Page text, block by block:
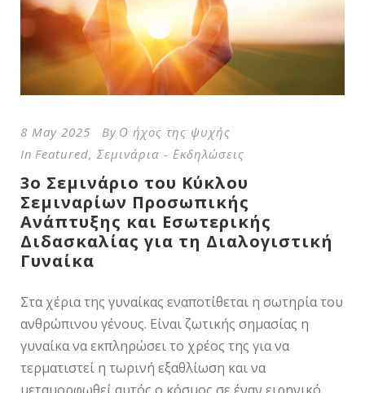
8 May 2025 By Ο ήχος της ψυχής
In Featured, Σεμινάρια - Εκδηλώσεις
3ο Σεμινάριο του Κύκλου
Σεμιναρίων Προσωπικής
Ανάπτυξης και Εσωτερικής
Διδασκαλίας για τη Διαλογιστική
Γυναίκα
Στα χέρια της γυναίκας εναποτίθεται η σωτηρία του
ανθρώπινου γένους. Είναι ζωτικής σημασίας η
γυναίκα να εκπληρώσει το χρέος της για να
τερματιστεί η τωρινή εξαθλίωση και να